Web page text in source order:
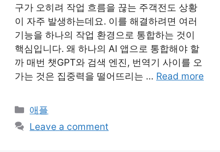
구가 오히려 작업 흐름을 끊는 주객전도 상황
이 자주 발생하는데요. 이를 해결하려면 여러
기능을 하나의 작업 환경으로 통합하는 것이
핵심입니다. 왜 하나의 AI 앱으로 통합해야 할
까 매번 챗GPT와 검색 엔진, 번역기 사이를 오
가는 것은 집중력을 떨어뜨리는 … Read more
Categories
애플
Leave a comment